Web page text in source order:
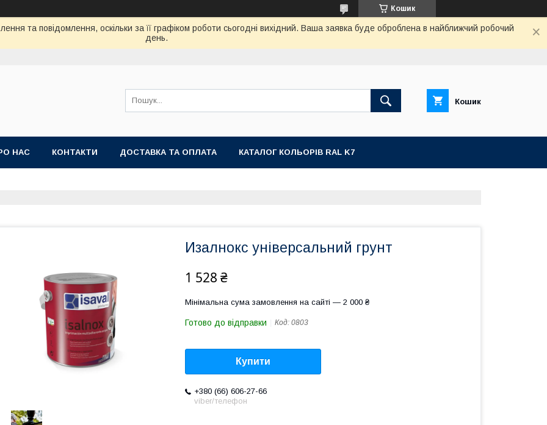
Кошик
та повідомлення, оскільки за її графіком роботи сьогодні вихідний. Ваша заявка буде оброблена в найближчий робочий
день.
Кошик
НАС КОНТАКТИ ДОСТАВКА ТА ОПЛАТА КАТАЛОГ КОЛЬОРІВ RAL K7
Изалнокс універсальний грунт
1 528 ₴
Мінімальна сума замовлення на сайті — 2 000 ₴
Готово до відправки Код: 0803
Купити
+380 (66) 606-27-66
viber/телефон